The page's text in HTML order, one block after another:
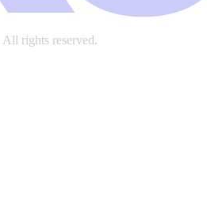
All rights reserved.